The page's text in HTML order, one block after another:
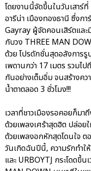
โดยงานนี้จัดขึ้นในวันเสา
อารีน่า เมืองทองธานี ซึ่งก
Gayray ผู้จัดคอนเสิร์ตและ
กับวง THREE MAN
ด้วย โปรดักชั่นสุดอลังการ
เพดานกว่า 17 เมตร รวมไ
กันอย่างเต็มอิ่ม จนสร้างคว
น้ำตาตลอด 3 ชั่วโมง!!!
เวลาที่ชาวเมืองรอคอยก็ม
ด้วยเพลงเศร้าสุดฮิต ปล่อย
ด้วยเพลงอกหักสุดโดนใจ ต
วันเกิดฉันปีนี้, ความรักทำใ
และ URBOYTJ กระโดดขึ้